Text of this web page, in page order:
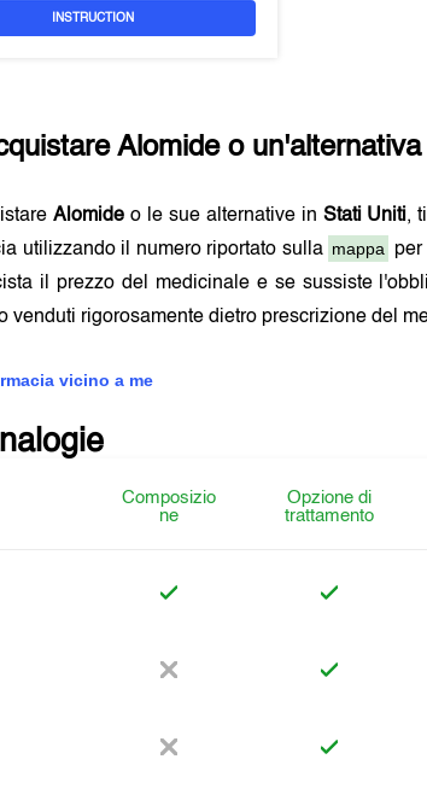
INSTRUCTION
Alomideo un'alternativa
Alomide o le sue alternative in Stati Uniti,
utilizzando il numero riportato sulla mappa per
il prezzo del medicinale e se sussiste
venduti rigorosamente dietro prescrizione del
vicino a me
Composizio
ne
Opzione di
trattamento